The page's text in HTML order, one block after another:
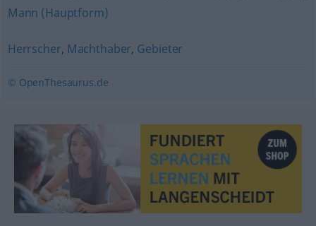
Mann (Hauptform)
Herrscher, Machthaber, Gebieter
© OpenThesaurus.de